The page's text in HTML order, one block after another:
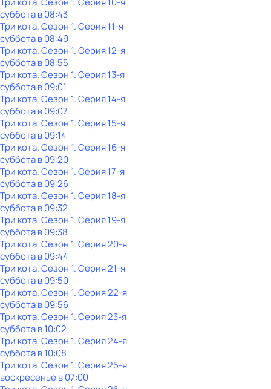
субботав08:43
Три кота. Сезон 1. Серия 11-я
субботав08:49
Три кота. Сезон 1. Серия 12-я
субботав08:55
Три кота. Сезон 1. Серия 13-я
субботав09:01
Три кота. Сезон 1. Серия 14-я
субботав09:07
Три кота. Сезон 1. Серия 15-я
субботав09:14
Три кота. Сезон 1. Серия 16-я
субботав09:20
Три кота. Сезон 1. Серия 17-я
субботав09:26
Три кота. Сезон 1. Серия 18-я
субботав09:32
Три кота. Сезон 1. Серия 19-я
субботав09:38
Три кота. Сезон 1. Серия 20-я
субботав09:44
Три кота. Сезон 1. Серия 21-я
субботав09:50
Три кота. Сезон 1. Серия 22-я
субботав09:56
Три кота. Сезон 1. Серия 23-я
субботав10:02
Три кота. Сезон 1. Серия 24-я
субботав10:08
Три кота. Сезон 1. Серия 25-я
воскресенье в07:00